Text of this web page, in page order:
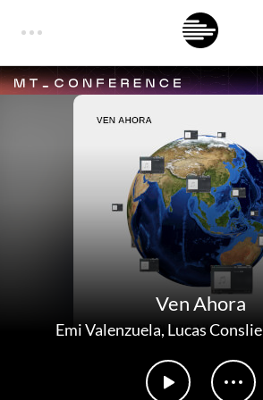
Ven Ahora
Emi Valenzuela, Lucas Conslie